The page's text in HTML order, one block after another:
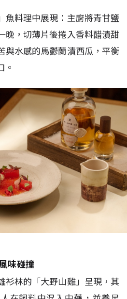
魚料理中展現：主廚將青甘鹽
晚，切薄片後捲入香料醋漬甜
與水感的馬鬱蘭漬西瓜，平衡
。
味碰撞
衫林的「大野山雞」呈現，其